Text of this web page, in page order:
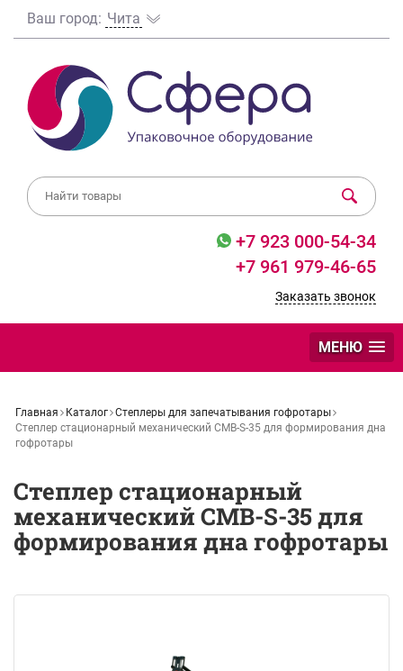
Ваш город: Чита
+7 923 000-54-34
+7 961 979-46-65
Заказать звонок
МЕНЮ
Главная Каталог Степлеры для запечатывания гофротары
Степлер стационарный механический СМВ-S-35 для формирования дна
гофротары
Степлер стационарный
механический СМВ-S-35 для
формирования дна гофротары